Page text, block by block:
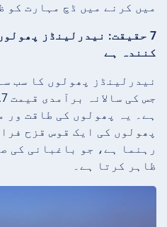
میں کرنے میں ڈچ مہارت کو
7 حقیقت: نیدرلینڈز
کنندہ ہے
نیدرلینڈز پھولوں کا سب
ہے۔ یہ پھولوں کی طاقت ور
پھولوں کی ایک قوس قزح
رہنما ہے، جو باغبانی کی
ظاہر کرتا ہے۔